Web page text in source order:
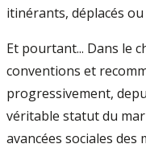
itinérants, déplacés
Et pourtant... Dans le
conventions et
progressivement,
véritable statut du
avancées sociales